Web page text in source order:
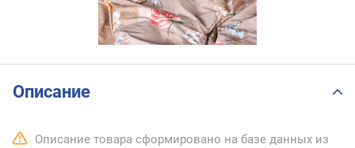
Описание
Описание товара сформировано на базе данных из